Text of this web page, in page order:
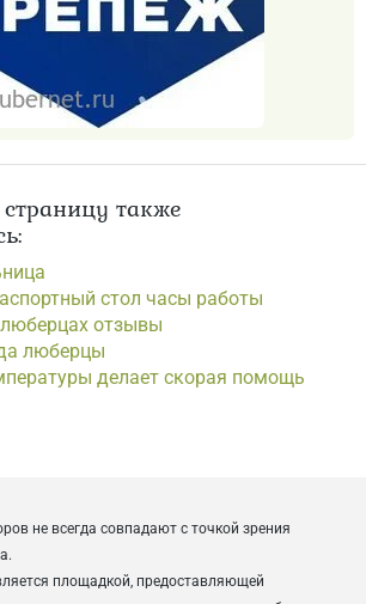
также
стол часы работы
отзывы
люберцы
делает скорая помощь
не всегда совпадают с точкой зрения
площадкой, предоставляющей